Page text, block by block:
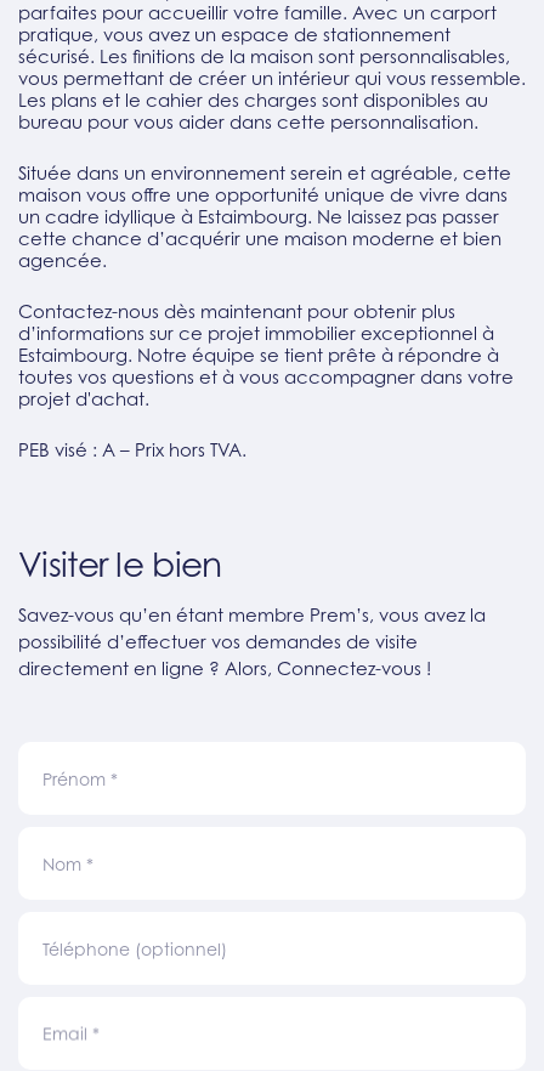
parfaites pour accueillir votre famille. Avec un carport
pratique, vous avez un espace de stationnement
sécurisé. Les finitions de la maison sont personnalisables,
vous permettant de créer un intérieur qui vous ressemble.
Les plans et le cahier des charges sont disponibles au
bureau pour vous aider dans cette personnalisation.
Située dans un environnement serein et agréable, cette
maison vous offre une opportunité unique de vivre dans
un cadre idyllique à Estaimbourg. Ne laissez pas passer
cette chance d’acquérir une maison moderne et bien
agencée.
Contactez-nous dès maintenant pour obtenir plus
d’informations sur ce projet immobilier exceptionnel à
Estaimbourg. Notre équipe se tient prête à répondre à
toutes vos questions et à vous accompagner dans votre
projet d'achat.
PEB visé : A – Prix hors TVA.
Visiter le bien
Savez-vous qu’en étant membre Prem’s, vous avez la
possibilité d’effectuer vos demandes de visite
directement en ligne ? Alors, Connectez-vous !
Prénom *
Nom *
Téléphone (optionnel)
Email *